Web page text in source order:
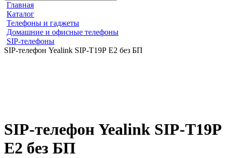
Главная
Каталог
Телефоны и гаджеты
Домашние и офисные телефоны
SIP-телефоны
SIP-телефон Yealink SIP-Т19Р E2 без БП
SIP-телефон Yealink SIP-Т19Р
E2 без БП